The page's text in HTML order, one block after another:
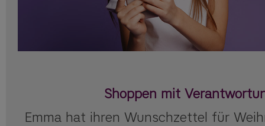
Shoppen mit
Emma hat ihren Wunschzettel für